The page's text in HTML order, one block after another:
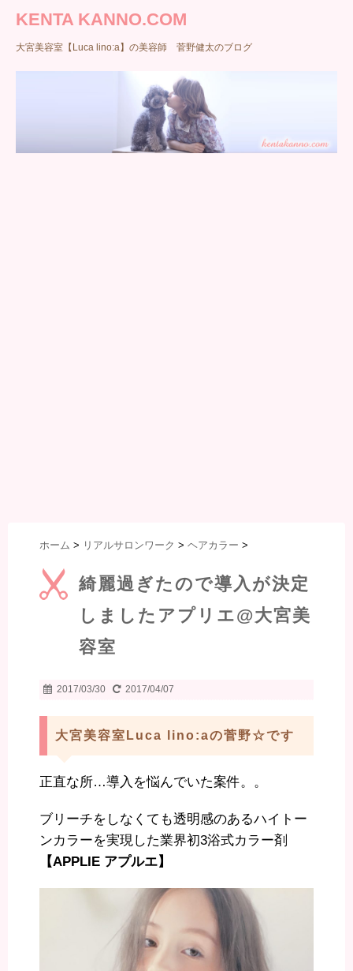
KENTA KANNO.COM
大宮美容室【Luca lino:a】の美容師 菅野健太のブログ
ホーム > リアルサロンワーク > ヘアカラー >
綺麗過ぎたので導入が決定
しましたアプリエ@大宮美
容室
2017/03/30 2017/04/07
大宮美容室Luca lino:aの菅野☆です
正直な所…導入を悩んでいた案件。。
ブリーチをしなくても透明感のあるハイトー
ンカラーを実現した業界初3浴式カラー剤
【APPLIE アプルエ】